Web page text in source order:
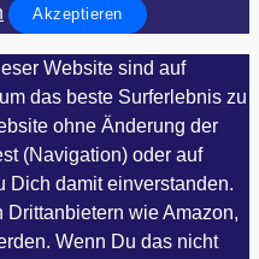
Akzeptieren
Website sind auf
das beste Surferlebnis zu
ohne Änderung der
(Navigation) oder auf
Dich damit einverstanden.
wie Amazon,
Wenn Du das nicht